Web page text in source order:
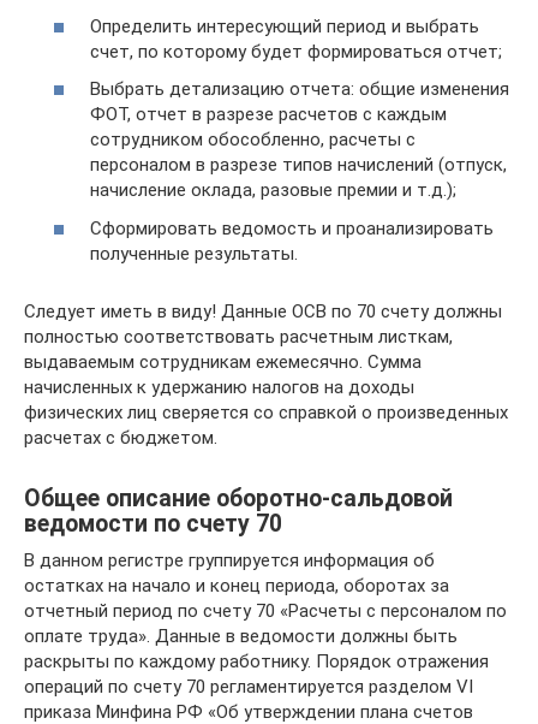
Определить интересующий период и выбрать
счет, по которому будет формироваться отчет;
Выбрать детализацию отчета: общие изменения
ФОТ, отчет в разрезе расчетов с каждым
сотрудником обособленно, расчеты с
персоналом в разрезе типов начислений (отпуск,
начисление оклада, разовые премии и т.д.);
Сформировать ведомость и проанализировать
полученные результаты.
Следует иметь в виду! Данные ОСВ по 70 счету должны
полностью соответствовать расчетным листкам,
выдаваемым сотрудникам ежемесячно. Сумма
начисленных к удержанию налогов на доходы
физических лиц сверяется со справкой о произведенных
расчетах с бюджетом.
Общее описание оборотно-сальдовой
ведомости по счету 70
В данном регистре группируется информация об
остатках на начало и конец периода, оборотах за
отчетный период по счету 70 «Расчеты с персоналом по
оплате труда». Данные в ведомости должны быть
раскрыты по каждому работнику. Порядок отражения
операций по счету 70 регламентируется разделом VI
приказа Минфина РФ «Об утверждении плана счетов